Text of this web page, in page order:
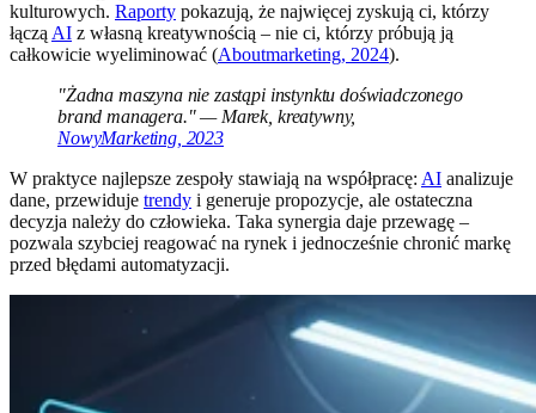
kulturowych. Raporty pokazują, że najwięcej zyskują ci, którzy
łączą AI z własną kreatywnością – nie ci, którzy próbują ją
całkowicie wyeliminować (Aboutmarketing, 2024).
"Żadna maszyna nie zastąpi instynktu doświadczonego
brand managera." — Marek, kreatywny,
NowyMarketing, 2023
W praktyce najlepsze zespoły stawiają na współpracę: AI analizuje
dane, przewiduje trendy i generuje propozycje, ale ostateczna
decyzja należy do człowieka. Taka synergia daje przewagę –
pozwala szybciej reagować na rynek i jednocześnie chronić markę
przed błędami automatyzacji.